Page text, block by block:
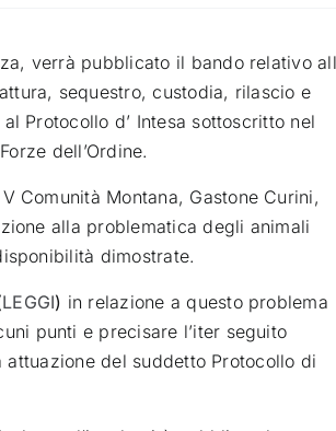
verrà pubblicato il bando relativo
sequestro, custodia, rilascio e
Protocollo d’ Intesa sottoscritto nel
dell’Ordine.
Comunità Montana, Gastone Curini,
alla problematica degli animali
dimostrate.
LEGGI) in relazione a questo problema
punti e precisare l’iter seguito
del suddetto Protocollo di